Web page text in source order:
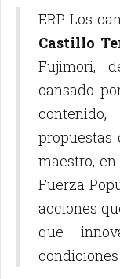
ERP. Los
Castillo
Fujimori,
cansado
propuestas
maestro,
Fuerza
acciones
que
condiciones